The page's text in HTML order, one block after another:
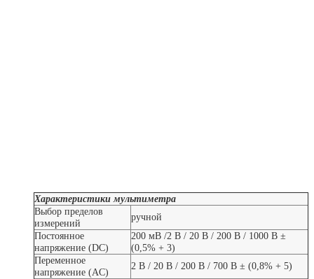
Характеристики мультиметра
Выбор пределов
измерений
ручной
Постоянное
напряжение (DC)
200 мВ /2 В / 20 В / 200 В / 1000 В ±
(0,5% + 3)
Переменное
напряжение (AC)
2 В / 20 В / 200 В / 700 В ± (0,8% + 5)